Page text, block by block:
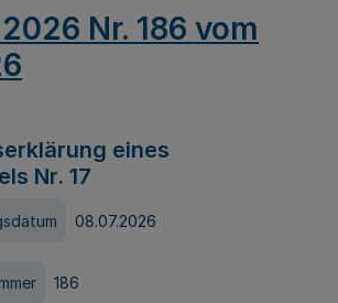
Nr. 186 vom
eines
Nr. 17
08.07.2026
186